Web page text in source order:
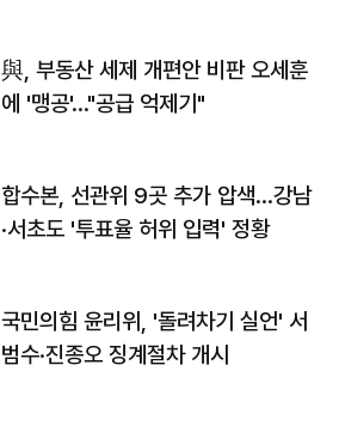
與, 부동산 세제 개편안 비판 오세훈
에 '맹공'…"공급 억제기"
합수본, 선관위 9곳 추가 압색…강남
·서초도 '투표율 허위 입력' 정황
국민의힘 윤리위, '돌려차기 실언' 서
범수·진종오 징계절차 개시